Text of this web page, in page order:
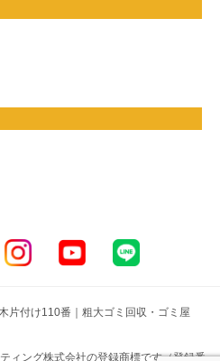
片付け110番｜粗大ゴミ回収・ゴミ屋
ィング株式会社の登録商標です（登録番